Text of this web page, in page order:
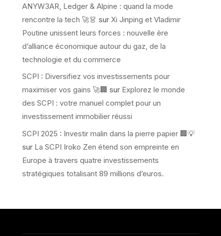
ANYW3AR, Ledger & Alpine : quand la mode
rencontre la tech 🚀👗 sur Xi Jinping et Vladimir
Poutine unissent leurs forces : nouvelle ère
d’alliance économique autour du gaz, de la
technologie et du commerce
SCPI : Diversifiez vos investissements pour
maximiser vos gains 🚀🏢 sur Explorez le monde
des SCPI : votre manuel complet pour un
investissement immobilier réussi
SCPI 2025 : Investir malin dans la pierre papier 🏢💡
sur La SCPI Iroko Zen étend son empreinte en
Europe à travers quatre investissements
stratégiques totalisant 89 millions d’euros.